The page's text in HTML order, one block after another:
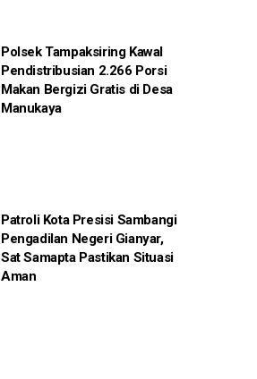
Polsek Tampaksiring Kawal
Pendistribusian 2.266 Porsi
Makan Bergizi Gratis di Desa
Manukaya
Patroli Kota Presisi Sambangi
Pengadilan Negeri Gianyar,
Sat Samapta Pastikan Situasi
Aman